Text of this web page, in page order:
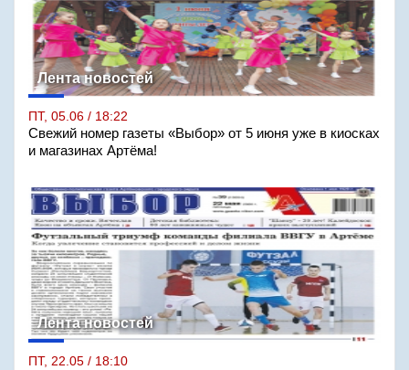
Лента новостей
ПТ, 05.06 / 18:22
Свежий номер газеты «Выбор» от 5 июня уже в киосках
и магазинах Артёма!
Лента новостей
ПТ, 22.05 / 18:10